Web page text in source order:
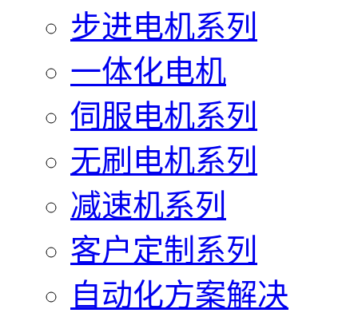
步进电机系列
一体化电机
伺服电机系列
无刷电机系列
减速机系列
客户定制系列
自动化方案解决